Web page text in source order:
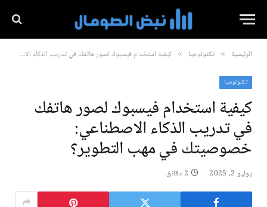
الرئيسية » تكنولوجيا » كيفية استخدام فيسبوك لصور هاتفك في تدريب الذكاء الاصطناعي: خصوصيتك في مهب التطوير؟
تكنولوجيا
كيفية استخدام فيسبوك لصور هاتفك
في تدريب الذكاء الاصطناعي:
خصوصيتك في مهب التطوير؟
يوليو 2, 2025 2 دقائق